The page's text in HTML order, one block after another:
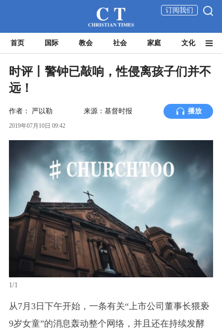
订阅我们
首页 国际 教会 社会 家庭 文化
时评丨警钟已敲响，性侵离孩子们并不
远！
作者： 严以勒 来源：基督时报 播放
2019年07月10日 09:42
1/1
从7月3日下午开始，一条有关“上市公司董事长猥亵
9岁女童”的消息轰动整个网络，并且还在持续发酵